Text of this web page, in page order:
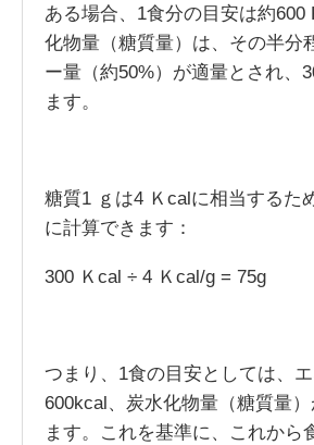
ある場合、1食分の目安は約600
化物量（糖質量）は、その半分
ー量（約50%）が適量とされ、
ます。
糖質1 ｇは4 Ｋcalに相当するた
に計算できます：
300 Ｋcal ÷ 4 Ｋcal/g = 75g
つまり、1食の目安としては、
600kcal、炭水化物量（糖質量）
ます。これを基準に、これから